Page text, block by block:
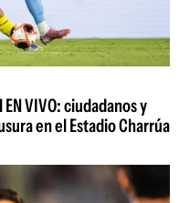
VIVO: ciudadanos y
en el Estadio Charrúa